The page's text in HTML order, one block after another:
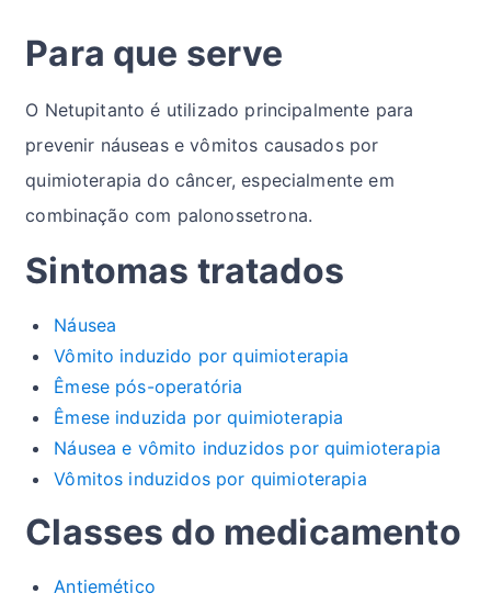
Para que serve
O Netupitanto é utilizado principalmente para
prevenir náuseas e vômitos causados por
quimioterapia do câncer, especialmente em
combinação com palonossetrona.
Sintomas tratados
Náusea
Vômito induzido por quimioterapia
Êmese pós-operatória
Êmese induzida por quimioterapia
Náusea e vômito induzidos por quimioterapia
Vômitos induzidos por quimioterapia
Classes do medicamento
Antiemético